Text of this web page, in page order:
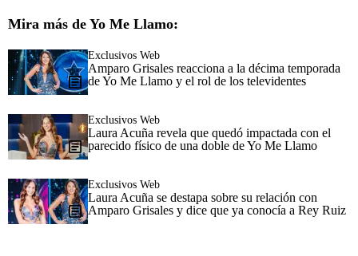
Mira más de Yo Me Llamo:
Exclusivos Web
Amparo Grisales reacciona a la décima temporada
de Yo Me Llamo y el rol de los televidentes
Exclusivos Web
Laura Acuña revela que quedó impactada con el
parecido físico de una doble de Yo Me Llamo
Exclusivos Web
Laura Acuña se destapa sobre su relación con
Amparo Grisales y dice que ya conocía a Rey Ruiz